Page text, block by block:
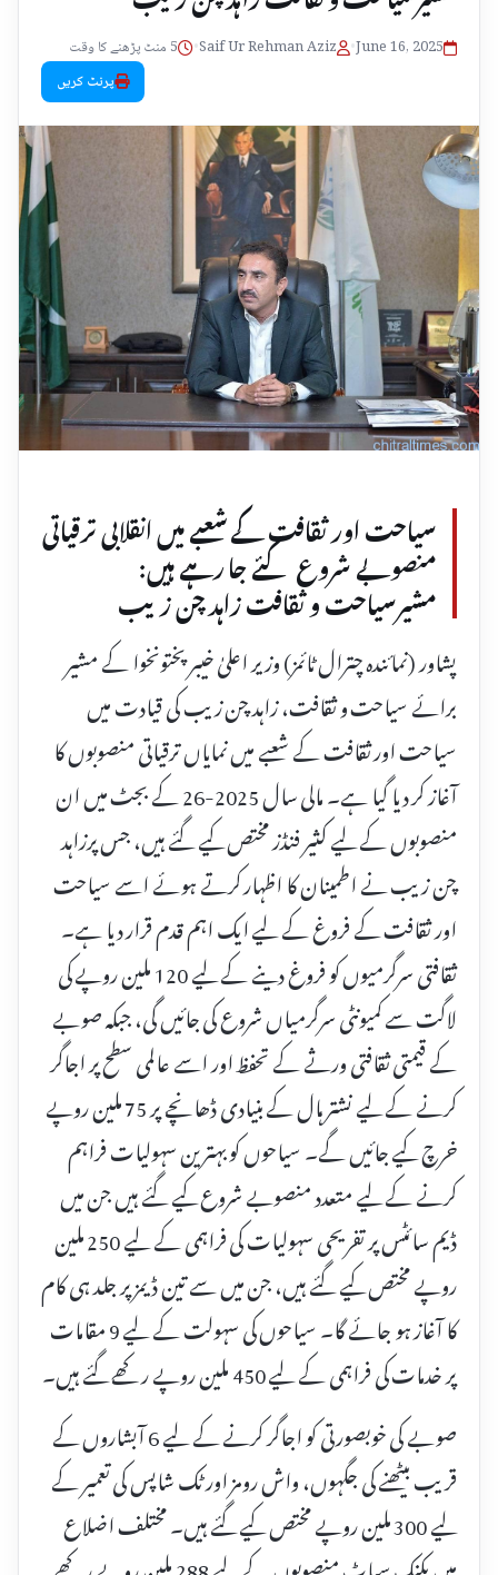
June 16, 2025
•
Saif Ur Rehman Aziz
•
5 منٹ پڑھنے کا وقت
پرنٹ کریں
سیاحت اور ثقافت کے شعبے میں انقلابی ترقیاتی
منصوبے شروع کئے جا رہے ہیں:
مشیرسیاحت و ثقافت زاہد چن زیب
پشاور (نمائندہ چترال ٹائمز) وزیر اعلیٰ خیبر پختونخوا کے مشیر
برائے سیاحت و ثقافت، زاہد چن زیب کی قیادت میں
سیاحت اور ثقافت کے شعبے میں نمایاں ترقیاتی منصوبوں کا
آغاز کر دیا گیا ہے۔ مالی سال 2025-26 کے بجٹ میں ان
منصوبوں کے لیے کثیر فنڈز مختص کیے گئے ہیں، جس پرزاہد
چن زیب نے اطمینان کا اظہار کرتے ہوئے اسے سیاحت
اور ثقافت کے فروغ کے لیے ایک اہم قدم قرار دیا ہے۔
ثقافتی سرگرمیوں کو فروغ دینے کے لیے 120 ملین روپے کی
لاگت سے کمیونٹی سرگرمیاں شروع کی جائیں گی، جبکہ صوبے
کے قیمتی ثقافتی ورثے کے تحفظ اور اسے عالمی سطح پر اجاگر
کرنے کے لیے نشتر ہال کے بنیادی ڈھانچے پر 75 ملین روپے
خرچ کیے جائیں گے۔ سیاحوں کو بہترین سہولیات فراہم
کرنے کے لیے متعدد منصوبے شروع کیے گئے ہیں جن میں
ڈیم سائٹس پر تفریحی سہولیات کی فراہمی کے لیے 250 ملین
روپے مختص کیے گئے ہیں، جن میں سے تین ڈیمز پر جلد ہی کام
کا آغاز ہو جائے گا۔ سیاحوں کی سہولت کے لیے 9 مقامات
پر خدمات کی فراہمی کے لیے 450 ملین روپے رکھے گئے ہیں۔
صوبے کی خوبصورتی کو اجاگر کرنے کے لیے 6 آبشاروں کے
قریب بیٹھنے کی جگہوں، واش رومز اور ٹک شاپس کی تعمیر کے
لیے 300 ملین روپے مختص کیے گئے ہیں۔ مختلف اضلاع